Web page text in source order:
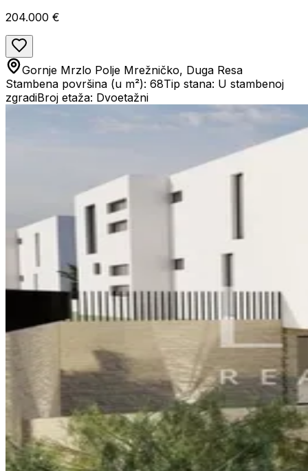
204.000 €
Gornje Mrzlo Polje Mrežničko, Duga Resa
Stambena površina (u m²): 68Tip stana: U stambenoj
zgradiBroj etaža: Dvoetažni